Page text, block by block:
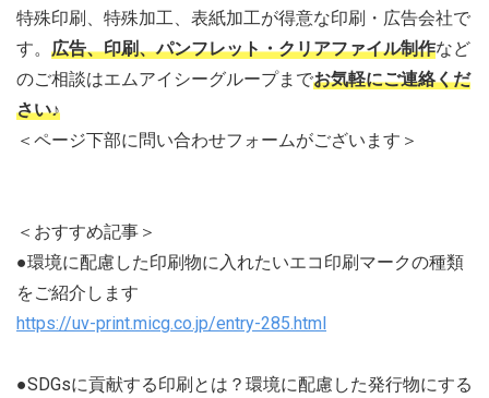
特殊印刷、特殊加工、表紙加工が得意な印刷・広告会社で
す。 広告、印刷、パンフレット・クリアファイル制作など
のご相談はエムアイシーグループまでお気軽にご連絡くだ
さい♪
＜ページ下部に問い合わせフォームがございます＞
＜おすすめ記事＞
●環境に配慮した印刷物に入れたいエコ印刷マークの種類
をご紹介します
https://uv-print.micg.co.jp/entry-285.html
●SDGsに貢献する印刷とは？環境に配慮した発行物にする